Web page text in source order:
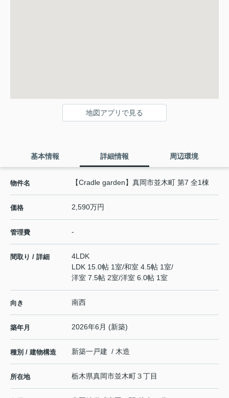
地図アプリで見る
基本情報 詳細情報 周辺環境
物件名 【Cradle garden】真岡市並木町 第7 全1棟
価格 2,590万円
管理費 -
間取り / 詳細
4LDK
LDK 15.0帖 1室/和室 4.5帖 1室/
洋室 7.5帖 2室/洋室 6.0帖 1室
向き 南西
築年月 2026年6月 (新築)
種別 / 建物構造 新築一戸建 / 木造
所在地 栃木県真岡市並木町３丁目